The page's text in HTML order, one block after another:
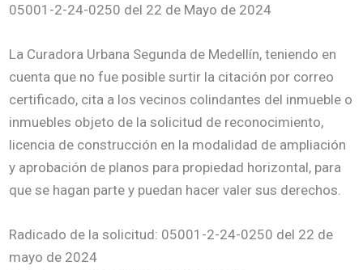
05001-2-24-0250 del 22 de Mayo de 2024
La Curadora Urbana Segunda de Medellín, teniendo en
cuenta que no fue posible surtir la citación por correo
certificado, cita a los vecinos colindantes del inmueble o
inmuebles objeto de la solicitud de reconocimiento,
licencia de construcción en la modalidad de ampliación
y aprobación de planos para propiedad horizontal, para
que se hagan parte y puedan hacer valer sus derechos.
Radicado de la solicitud: 05001-2-24-0250 del 22 de
mayo de 2024